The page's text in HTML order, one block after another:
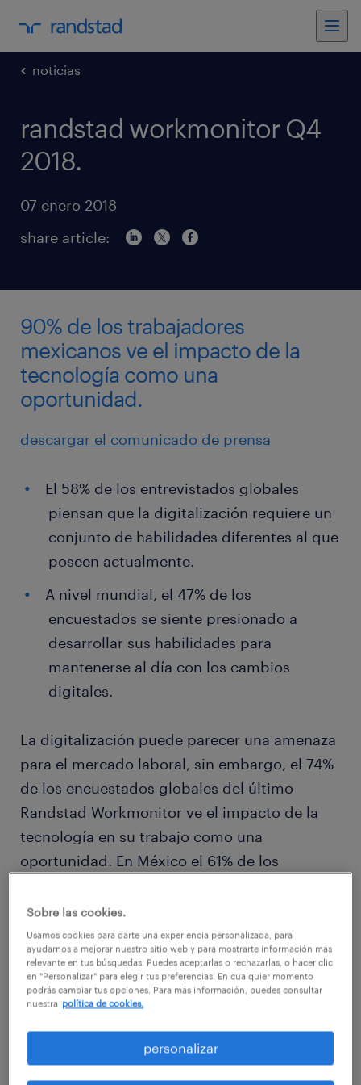
noticias
randstad workmonitor Q4
2018.
07 enero 2018
share article:
90% de los trabajadores
mexicanos ve el impacto de la
tecnología como una
oportunidad.
descargar el comunicado de prensa
El 58% de los entrevistados globales
piensan que la digitalización requiere un
conjunto de habilidades diferentes al que
poseen actualmente.
A nivel mundial, el 47% de los
encuestados se siente presionado a
desarrollar sus habilidades para
mantenerse al día con los cambios
digitales.
La digitalización puede parecer una amenaza
para el mercado laboral, sin embargo, el 74%
de los encuestados globales del último
Randstad Workmonitor ve el impacto de la
tecnología en su trabajo como una
oportunidad. En México el 61% de los
conjunto de habilidades diferentes para
trabajar en este campo y el 91% quiere
adquirir más habilidades digitales para
garantizar su empleabilidad.
Mirando hacia el futuro, el 68% del mundo
piensa que las escuelas, colegios y
universidades ofrecen a los estudiantes las
Sobre las cookies.
Usamos cookies para darte una experiencia personalizada, para
ayudarnos a mejorar nuestro sitio web y para mostrarte información más
relevante en tus búsquedas. Puedes aceptarlas o rechazarlas, o hacer clic
en "Personalizar" para elegir tus preferencias. En cualquier momento
podrás cambiar tus opciones. Para más información, puedes consultar
nuestra política de cookies.
personalizar